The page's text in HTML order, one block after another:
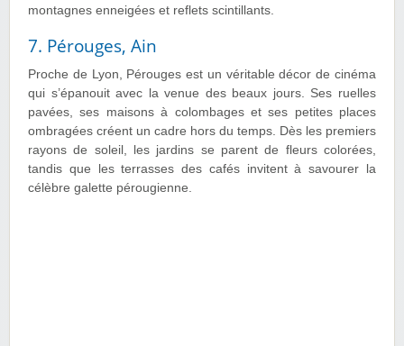
montagnes enneigées et reflets scintillants.
7. Pérouges, Ain
Proche de Lyon, Pérouges est un véritable décor de cinéma
qui s’épanouit avec la venue des beaux jours. Ses ruelles
pavées, ses maisons à colombages et ses petites places
ombragées créent un cadre hors du temps. Dès les premiers
rayons de soleil, les jardins se parent de fleurs colorées,
tandis que les terrasses des cafés invitent à savourer la
célèbre galette pérougienne.